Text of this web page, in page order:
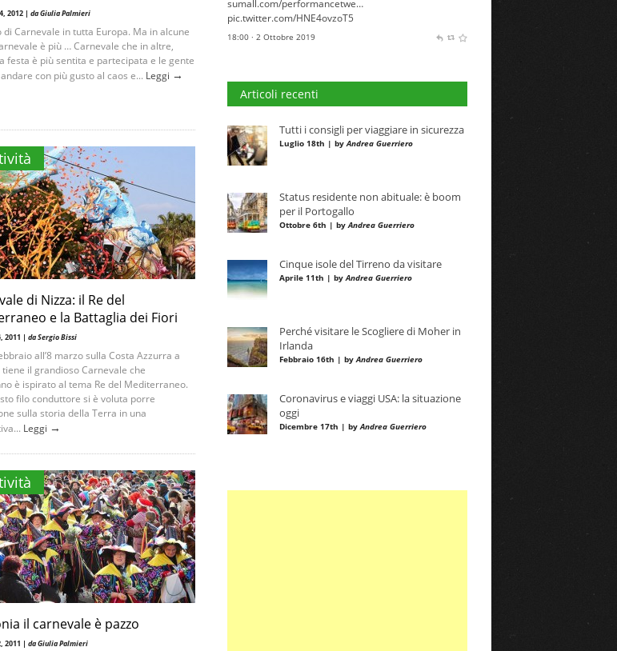
2012 | da Giulia Palmieri
di Carnevale in tutta Europa. Ma in alcune
è più … Carnevale che in altre,
festa è più sentita e partecipata e le gente
con più gusto al caos e... Leggi →
di Nizza: il Re del
e la Battaglia dei Fiori
2011 | da Sergio Bissi
all’8 marzo sulla Costa Azzurra a
tiene il grandioso Carnevale che
è ispirato al tema Re del Mediterraneo.
filo conduttore si è voluta porre
sulla storia della Terra in una
Leggi →
il carnevale è pazzo
2011 | da Giulia Palmieri
sumall.com/performancetwe…
pic.twitter.com/HNE4ovzoT5
18:00 · 2 Ottobre 2019
Articoli recenti
Tutti i consigli per viaggiare in sicurezza
Luglio 18th | byAndrea Guerriero
Status residente non abituale: è boom
per il Portogallo
Ottobre 6th | byAndrea Guerriero
Cinque isole del Tirreno da visitare
Aprile 11th | byAndrea Guerriero
Perché visitare le Scogliere di Moher in
Irlanda
Febbraio 16th | byAndrea Guerriero
Coronavirus e viaggi USA: la situazione
oggi
Dicembre 17th | byAndrea Guerriero